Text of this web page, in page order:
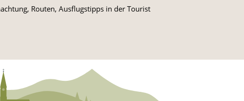
Routen, Ausflugstipps in der Tourist